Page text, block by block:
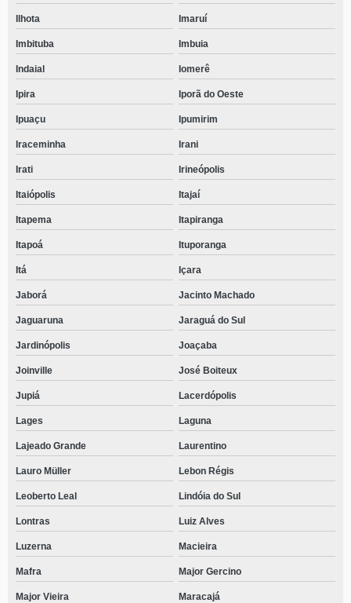
Ilhota Imaruí
Imbituba Imbuia
Indaial Iomerê
Ipira Iporã do Oeste
Ipuaçu Ipumirim
Iraceminha Irani
Irati Irineópolis
Itaiópolis Itajaí
Itapema Itapiranga
Itapoá Ituporanga
Itá Içara
Jaborá Jacinto Machado
Jaguaruna Jaraguá do Sul
Jardinópolis Joaçaba
Joinville José Boiteux
Jupiá Lacerdópolis
Lages Laguna
Lajeado Grande Laurentino
Lauro Müller Lebon Régis
Leoberto Leal Lindóia do Sul
Lontras Luiz Alves
Luzerna Macieira
Mafra Major Gercino
Major Vieira Maracajá